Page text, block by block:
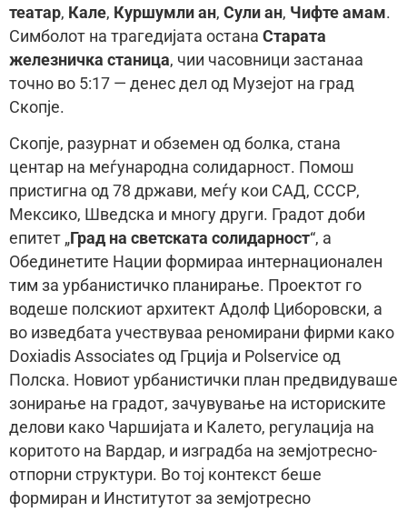
театар, Кале, Куршумли ан, Сули ан, Чифте амам.
Симболот на трагедијата остана Старата
железничка станица, чии часовници застанаа
точно во 5:17 — денес дел од Музејот на град
Скопје.
Скопје, разурнат и обземен од болка, стана
центар на меѓународна солидарност. Помош
пристигна од 78 држави, меѓу кои САД, СССР,
Мексико, Шведска и многу други. Градот доби
епитет „Град на светската солидарност“, а
Обединетите Нации формираа интернационален
тим за урбанистичко планирање. Проектот го
водеше полскиот архитект Адолф Циборовски, а
во изведбата учествуваа реномирани фирми како
Doxiadis Associates од Грција и Polservice од
Полска. Новиот урбанистички план предвидуваше
зонирање на градот, зачувување на историските
делови како Чаршијата и Калето, регулација на
коритото на Вардар, и изградба на земјотресно-
отпорни структури. Во тој контекст беше
формиран и Институтот за земјотресно